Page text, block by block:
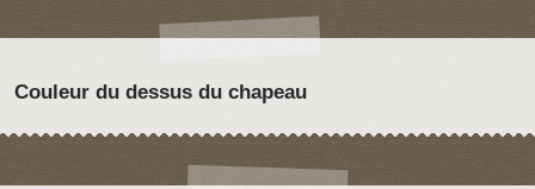
Couleur du dessus du chapeau